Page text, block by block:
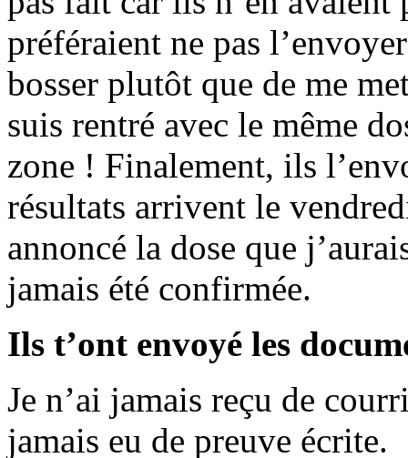
préféraient ne pas
bosser plutôt que de me
suis rentré avec le même
zone ! Finalement, ils
résultats arrivent le
annoncé la dose que
jamais été confirmée.
Ils t’ont envoyé les
Je n’ai jamais reçu de
jamais eu de preuve écrite.